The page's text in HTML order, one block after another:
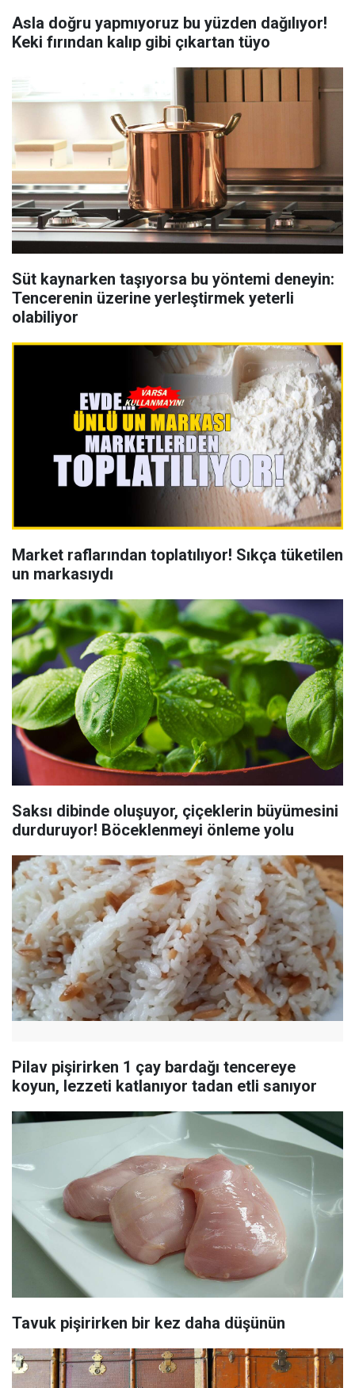
Asla doğru yapmıyoruz bu yüzden dağılıyor!
Keki fırından kalıp gibi çıkartan tüyo
Süt kaynarken taşıyorsa bu yöntemi deneyin:
Tencerenin üzerine yerleştirmek yeterli
olabiliyor
Market raflarından toplatılıyor! Sıkça tüketilen
un markasıydı
Saksı dibinde oluşuyor, çiçeklerin büyümesini
durduruyor! Böceklenmeyi önleme yolu
Pilav pişirirken 1 çay bardağı tencereye
koyun, lezzeti katlanıyor tadan etli sanıyor
Tavuk pişirirken bir kez daha düşünün